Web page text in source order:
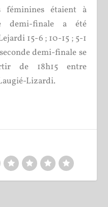
étaient à
demi-finale a été
15-6 ; 10-15 ; 5-1
demi-finale se
de 18h15 entre
Lizardi.